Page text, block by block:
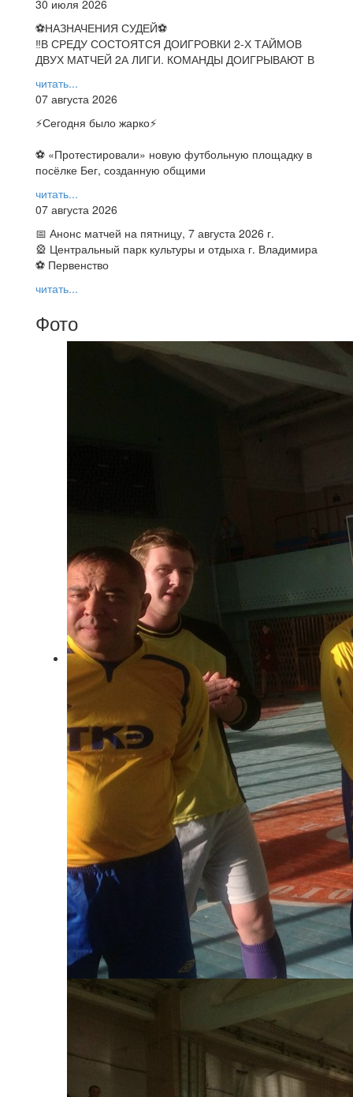
30 июля 2026
⚽НАЗНАЧЕНИЯ СУДЕЙ⚽
‼В СРЕДУ СОСТОЯТСЯ ДОИГРОВКИ 2-Х ТАЙМОВ
ДВУХ МАТЧЕЙ 2А ЛИГИ. КОМАНДЫ ДОИГРЫВАЮТ В
читать...
07 августа 2026
⚡️Сегодня было жарко⚡️
⚽ ️«Протестировали» новую футбольную площадку в
посёлке Бег, созданную общими
читать...
07 августа 2026
📅 Анонс матчей на пятницу, 7 августа 2026 г.
🎡 Центральный парк культуры и отдыха г. Владимира
⚽ Первенство
читать...
Фото